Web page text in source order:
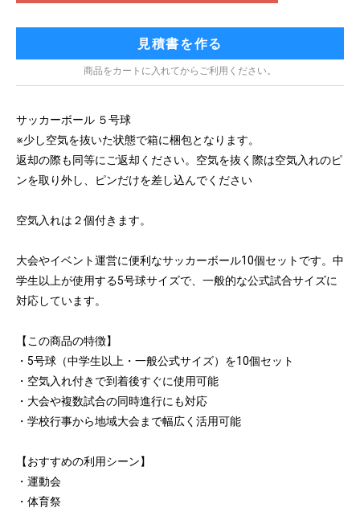
見積書を作る
商品をカートに入れてからご利用ください。
サッカーボール ５号球
※少し空気を抜いた状態で箱に梱包となります。
返却の際も同等にご返却ください。空気を抜く際は空気入れのピ
ンを取り外し、ピンだけを差し込んでください
空気入れは２個付きます。
大会やイベント運営に便利なサッカーボール10個セットです。中
学生以上が使用する5号球サイズで、一般的な公式試合サイズに
対応しています。
【この商品の特徴】
・5号球（中学生以上・一般公式サイズ）を10個セット
・空気入れ付きで到着後すぐに使用可能
・大会や複数試合の同時進行にも対応
・学校行事から地域大会まで幅広く活用可能
【おすすめの利用シーン】
・運動会
・体育祭